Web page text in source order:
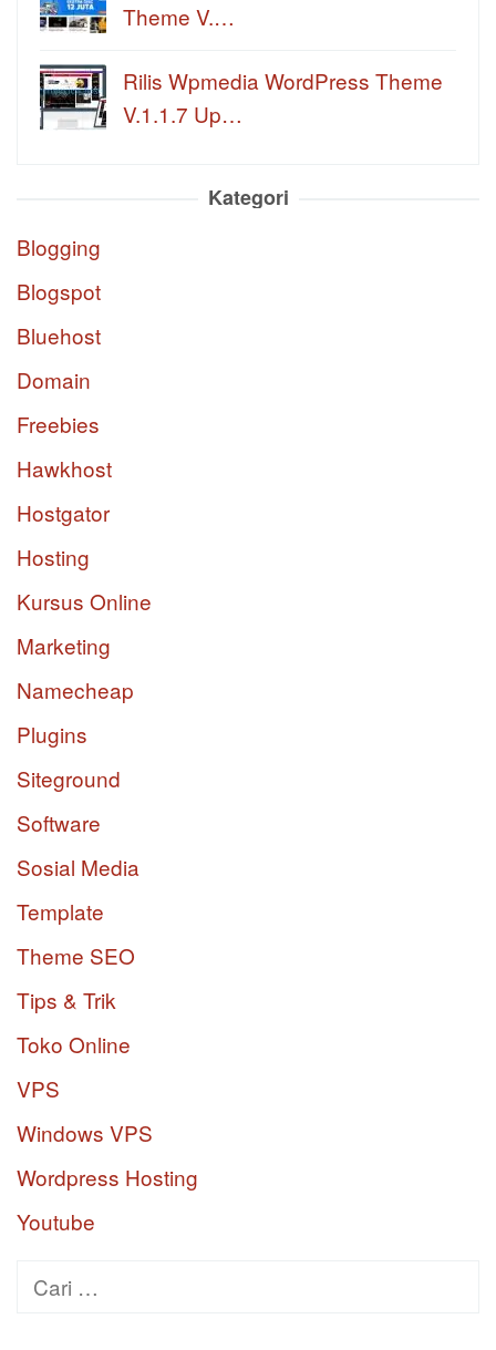
Theme V.…
Rilis Wpmedia WordPress Theme
V.1.1.7 Up…
Kategori
Blogging
Blogspot
Bluehost
Domain
Freebies
Hawkhost
Hostgator
Hosting
Kursus Online
Marketing
Namecheap
Plugins
Siteground
Software
Sosial Media
Template
Theme SEO
Tips & Trik
Toko Online
VPS
Windows VPS
Wordpress Hosting
Youtube
Cari